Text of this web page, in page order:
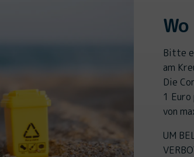
Bitte
am
Die
1
von
UM